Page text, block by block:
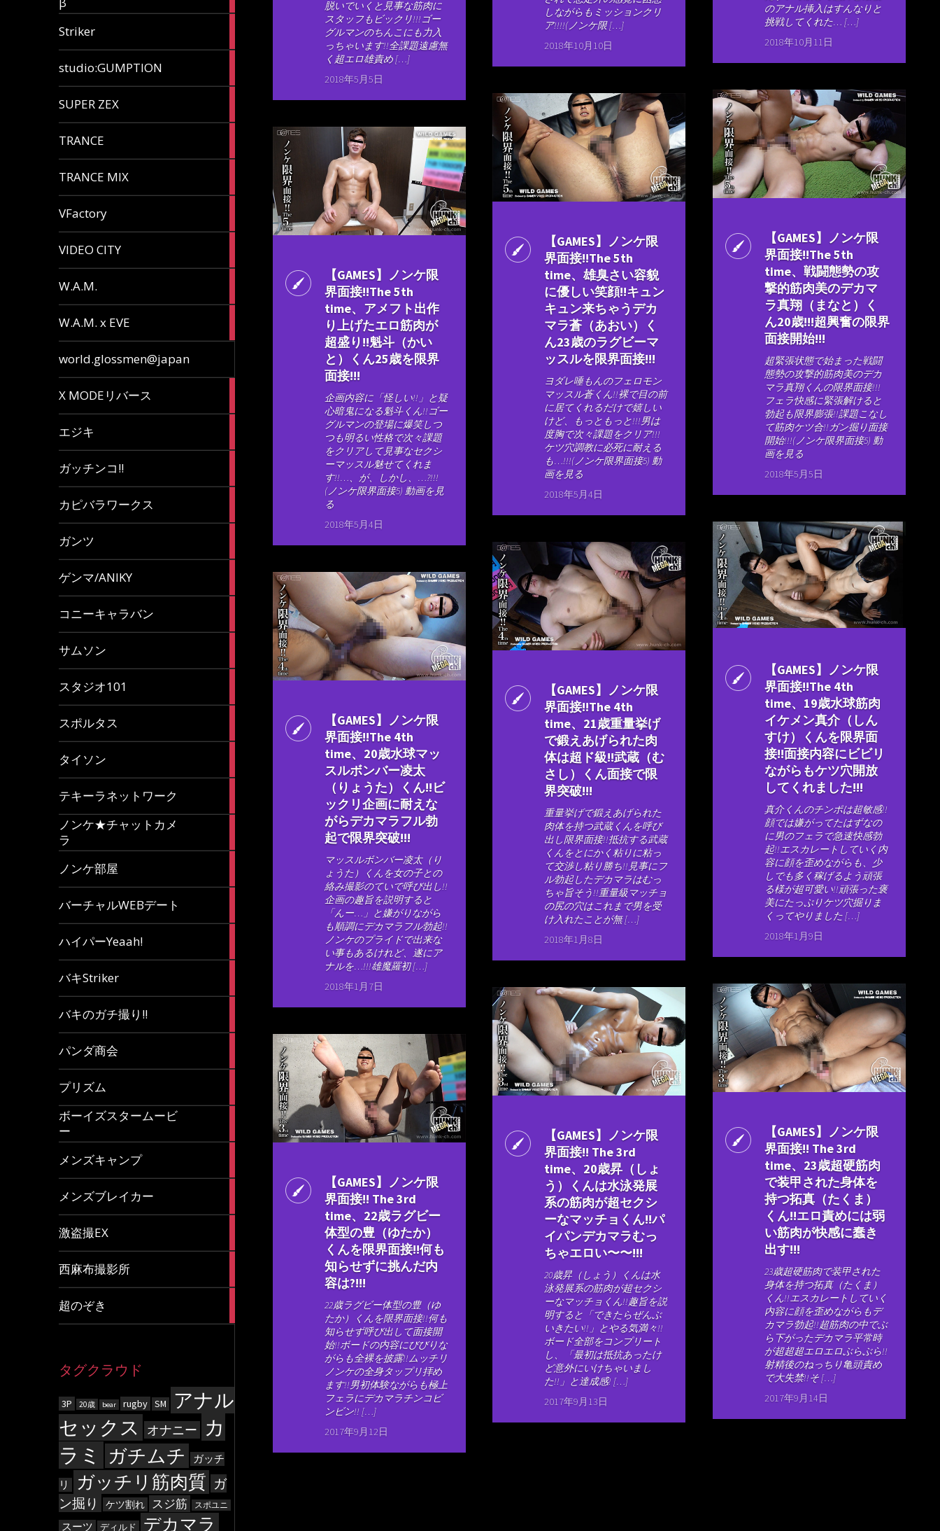
Striker
studio:GUMPTION
SUPER ZEX
TRANCE
TRANCE MIX
VFactory
VIDEO CITY
W.A.M.
W.A.M. x EVE
world.glossmen@japan
X MODEリバース
エジキ
ガッチンコ!!
カピバラワークス
ガンツ
ゲンマ/ANIKY
コニーキャラバン
サムソン
スタジオ101
スポルタス
タイソン
テキーラネットワーク
ノンケ★チャットカメ
ラ
ノンケ部屋
バーチャルWEBデート
ハイパーYeaah!
バキStriker
バキのガチ撮り!!
パンダ商会
プリズム
ボーイズスタームービ
ー
メンズキャンプ
メンズブレイカー
激盗撮EX
西麻布撮影所
超のぞき
タグクラウド
3P 20歳 bear rugby SM
アナル
セックス
オナニー
カ
ラミ
ガチムチ ガッチ
リ ガッチリ筋肉質 ガ
ン掘り
ケツ割れ スジ筋 スポユニ
スーツ ディルド デカマラ
のアナル挿入はすんなりと
挑戦してくれた… […]
2018年10月11日
しながらもミッションクリ
ア!!!!(ノンケ限 […]
2018年10月10日
脱いでいくと見事な筋肉に
スタッフもビックリ!!!ゴー
グルマンのちんこにも力入
っちゃいます!!全課題遠慮無
く超エロ雄責め […]
2018年5月5日
【GAMES】ノンケ限
界面接!!The 5th
time、戦闘態勢の攻
撃的筋肉美のデカマ
ラ真翔（まなと）く
ん20歳!!!超興奮の限界
面接開始!!!
超緊張状態で始まった戦闘
態勢の攻撃的筋肉美のデカ
マラ真翔くんの限界面接!!!
フェラ快感に緊張解けると
勃起も限界膨張!!課題こなし
て筋肉ケツ合!!ガン掘り面接
開始!!!(ノンケ限界面接5) 動
画を見る
2018年5月5日
【GAMES】ノンケ限
界面接!!The 5th
time、雄臭さい容貌
に優しい笑顔!!キュン
キュン来ちゃうデカ
マラ蒼（あおい）く
ん23歳のラグビーマ
ッスルを限界面接!!!
ヨダレ唾もんのフェロモン
マッスル蒼くん!!裸で目の前
に居てくれるだけで嬉しい
けど、もっともっと!!!男は
度胸で次々課題をクリア!!!
ケツ穴調教に必死に耐える
も…!!!(ノンケ限界面接5) 動
画を見る
2018年5月4日
【GAMES】ノンケ限
界面接!!The 5th
time、アメフト出作
り上げたエロ筋肉が
超盛り!!魁斗（かい
と）くん25歳を限界
面接!!!
企画内容に「怪しい!!」と疑
心暗鬼になる魁斗くん!!ゴー
グルマンの登場に爆笑しつ
つも明るい性格で次々課題
をクリアして見事なセクシ
ーマッスル魅せてくれま
す!!…、が、しかし、…?!!!
(ノンケ限界面接5) 動画を見
る
2018年5月4日
【GAMES】ノンケ限
界面接!!The 4th
time、19歳水球筋肉
イケメン真介（しん
すけ）くんを限界面
接!!面接内容にビビリ
ながらもケツ穴開放
してくれました!!!
真介くんのチンポは超敏感!!
顔では嫌がってたはずなの
に男のフェラで急速快感勃
起!!エスカレートしていく内
容に顔を歪めながらも、少
しでも多く稼げるよう頑張
る様が超可愛い!!頑張った褒
美にたっぷりケツ穴掘りま
くってやりました […]
2018年1月9日
【GAMES】ノンケ限
界面接!!The 4th
time、21歳重量挙げ
で鍛えあげられた肉
体は超ド級!!武蔵（む
さし）くん面接で限
界突破!!!
重量挙げで鍛えあげられた
肉体を持つ武蔵くんを呼び
出し限界面接!!抵抗する武蔵
くんをとにかく粘りに粘っ
て交渉し粘り勝ち!!見事にフ
ル勃起したデカマラはむっ
ちゃ旨そう!!重量級マッチョ
の尻の穴はこれまで男を受
け入れたことが無 […]
2018年1月8日
【GAMES】ノンケ限
界面接!!The 4th
time、20歳水球マッ
スルボンバー凌太
（りょうた）くん!!ビ
ックリ企画に耐えな
がらデカマラフル勃
起で限界突破!!!
マッスルボンバー凌太（り
ょうた）くんを女の子との
絡み撮影のていで呼び出し!!
企画の趣旨を説明すると
「んー…」と嫌がりながら
も順調にデカマラフル勃起!!
ノンケのプライドで出来な
い事もあるけれど、遂にア
ナルを…!!!雄魔羅初 […]
2018年1月7日
【GAMES】ノンケ限
界面接!! The 3rd
time、23歳超硬筋肉
で装甲された身体を
持つ拓真（たくま）
くん!!エロ責めには弱
い筋肉が快感に蠢き
出す!!!
23歳超硬筋肉で装甲された
身体を持つ拓真（たくま）
くん!!エスカレートしていく
内容に顔を歪めながらもデ
カマラ勃起!!超筋肉の中でぶ
ら下がったデカマラ平常時
が超超超エロエロぶらぶら!!
射精後のねっちり亀頭責め
で大失禁!!そ […]
2017年9月14日
【GAMES】ノンケ限
界面接!! The 3rd
time、20歳昇（しょ
う）くんは水泳発展
系の筋肉が超セクシ
ーなマッチョくん!!パ
イパンデカマラむっ
ちゃエロい〜〜!!!
20歳昇（しょう）くんは水
泳発展系の筋肉が超セクシ
ーなマッチョくん!!趣旨を説
明すると「できたらぜんぶ
いきたい!!」とやる気満々!!
ボード全部をコンプリート
し、「最初は抵抗あったけ
ど意外にいけちゃいまし
た!!」と達成感! […]
2017年9月13日
【GAMES】ノンケ限
界面接!! The 3rd
time、22歳ラグビー
体型の豊（ゆたか）
くんを限界面接!!何も
知らせずに挑んだ内
容は?!!!
22歳ラグビー体型の豊（ゆ
たか）くんを限界面接!!何も
知らせず呼び出して面接開
始!!ボードの内容にびびりな
がらも全裸を披露!!ムッチリ
ノンケの全身タップリ拝め
ます!!男初体験ながらも極上
フェラにデカマラチンコビ
ンビン!! […]
2017年9月12日